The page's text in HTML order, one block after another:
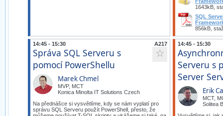
1643kB,
SQL
856kB,
A217
14:45 - 15:30
☆
Správa SQL Serveru s
pomocí PowerShellu
Marek Chmel
MVP, MCT
Konica Minolta IT Solutions Czech
Na přednášce si vysvětlíme, kdy se nám vyplatí pro
správu SQL Serveru použít PowerShell, přesto, že
14:45 - 15:30
Serveru s
Server
Erik
MCT,
Solitea